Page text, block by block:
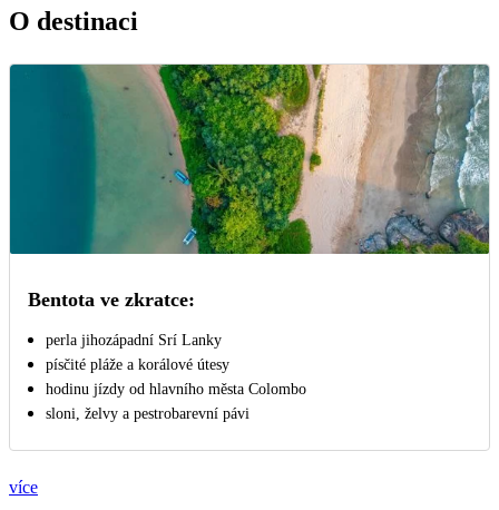
O destinaci
Bentota ve zkratce:
perla jihozápadní Srí Lanky
písčité pláže a korálové útesy
hodinu jízdy od hlavního města Colombo
sloni, želvy a pestrobarevní pávi
více